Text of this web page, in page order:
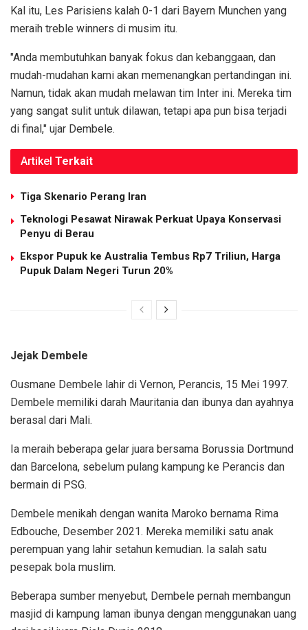
Kal itu, Les Parisiens kalah 0-1 dari Bayern Munchen yang
meraih treble winners di musim itu.
"Anda membutuhkan banyak fokus dan kebanggaan, dan
mudah-mudahan kami akan memenangkan pertandingan ini.
Namun, tidak akan mudah melawan tim Inter ini. Mereka tim
yang sangat sulit untuk dilawan, tetapi apa pun bisa terjadi
di final," ujar Dembele.
Artikel Terkait
Tiga Skenario Perang Iran
Teknologi Pesawat Nirawak Perkuat Upaya Konservasi
Penyu di Berau
Ekspor Pupuk ke Australia Tembus Rp7 Triliun, Harga
Pupuk Dalam Negeri Turun 20%
Jejak Dembele
Ousmane Dembele lahir di Vernon, Perancis, 15 Mei 1997.
Dembele memiliki darah Mauritania dan ibunya dan ayahnya
berasal dari Mali.
Ia meraih beberapa gelar juara bersama Borussia Dortmund
dan Barcelona, sebelum pulang kampung ke Perancis dan
bermain di PSG.
Dembele menikah dengan wanita Maroko bernama Rima
Edbouche, Desember 2021. Mereka memiliki satu anak
perempuan yang lahir setahun kemudian. Ia salah satu
pesepak bola muslim.
Beberapa sumber menyebut, Dembele pernah membangun
masjid di kampung laman ibunya dengan menggunakan uang